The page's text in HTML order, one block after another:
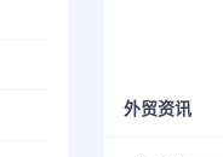
外贸资讯